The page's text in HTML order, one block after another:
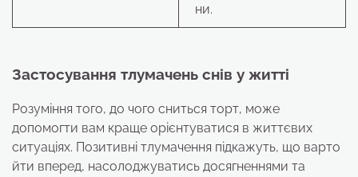
ни.
Застосування тлумачень снів у житті
Розуміння того, до чого сниться торт, може
допомогти вам краще орієнтуватися в життєвих
ситуаціях. Позитивні тлумачення підкажуть, що варто
йти вперед, насолоджуватись досягненнями та